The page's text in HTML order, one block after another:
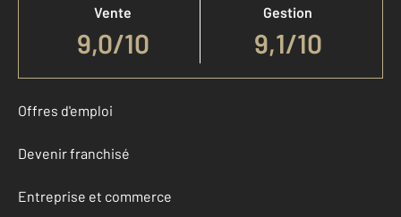
Vente
9,0/10
Gestion
9,1/10
Offres d'emploi
Devenir franchisé
Entreprise et commerce